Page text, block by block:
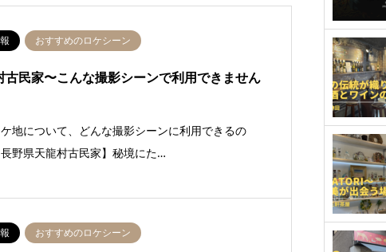
おすすめのロケシーン
古民家〜こんな撮影シーンで利用できません
地について、どんな撮影シーンに利用できるの
野県天龍村古民家】秘境にた…
おすすめのロケシーン